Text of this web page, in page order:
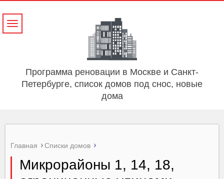
Программа реновации в Москве и Санкт-
Петербурге, список домов под снос, новые
дома
Навигация
Главная Списки домов
Микрорайоны 1, 14, 18,